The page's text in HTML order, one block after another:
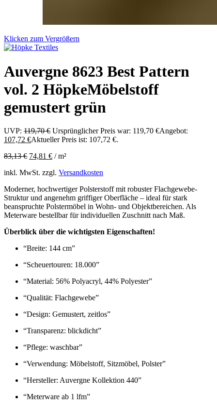
Klicken zum Vergrößern
Auvergne 8623 Best Pattern
vol. 2 HöpkeMöbelstoff
gemustert grün
UVP: 119,70€ Ursprünglicher Preis war: 119,70 €Angebot:
107,72 €Aktueller Preis ist: 107,72 €.
83,13€ 74,81 € /m²
inkl. MwSt. zzgl. Versandkosten
Moderner, hochwertiger Polsterstoff mit robuster Flachgewebe-
Struktur und angenehm griffiger Oberfläche – ideal für stark
beanspruchte Polstermöbel in Wohn- und Objektbereichen. Als
Meterware bestellbar für individuellen Zuschnitt nach Maß.
Überblick über die wichtigsten Eigenschaften!
“Breite: 144 cm”
“Scheuertouren: 18.000”
“Material: 56% Polyacryl, 44% Polyester”
“Qualität: Flachgewebe”
“Design: Gemustert, zeitlos”
“Transparenz: blickdicht”
“Pflege: waschbar”
“Verwendung: Möbelstoff, Sitzmöbel, Polster”
“Hersteller: Auvergne Kollektion 440”
“Meterware ab 1 lfm”